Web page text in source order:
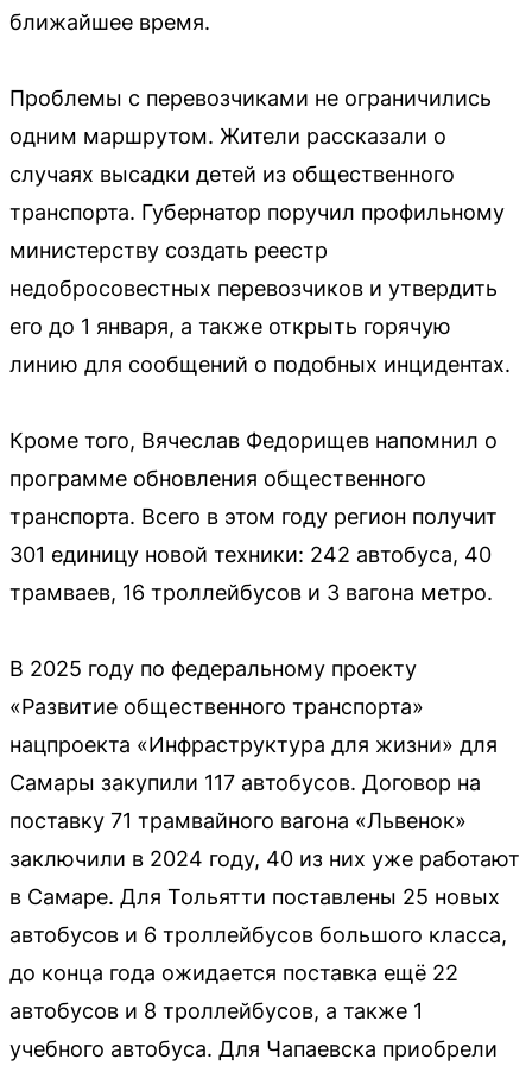
ближайшее время.
Проблемы с перевозчиками не ограничились
одним маршрутом. Жители рассказали о
случаях высадки детей из общественного
транспорта. Губернатор поручил профильному
министерству создать реестр
недобросовестных перевозчиков и утвердить
его до 1 января, а также открыть горячую
линию для сообщений о подобных инцидентах.
Кроме того, Вячеслав Федорищев напомнил о
программе обновления общественного
транспорта. Всего в этом году регион получит
301 единицу новой техники: 242 автобуса, 40
трамваев, 16 троллейбусов и 3 вагона метро.
В 2025 году по федеральному проекту
«Развитие общественного транспорта»
нацпроекта «Инфраструктура для жизни» для
Самары закупили 117 автобусов. Договор на
поставку 71 трамвайного вагона «Львенок»
заключили в 2024 году, 40 из них уже работают
в Самаре. Для Тольятти поставлены 25 новых
автобусов и 6 троллейбусов большого класса,
до конца года ожидается поставка ещё 22
автобусов и 8 троллейбусов, а также 1
учебного автобуса. Для Чапаевска приобрели